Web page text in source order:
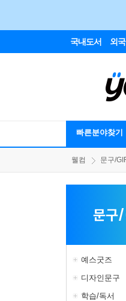
국내도서 외
빠른분야찾기
웰컴 문구/
문구
예스굿즈
디자인문구
학습/독서